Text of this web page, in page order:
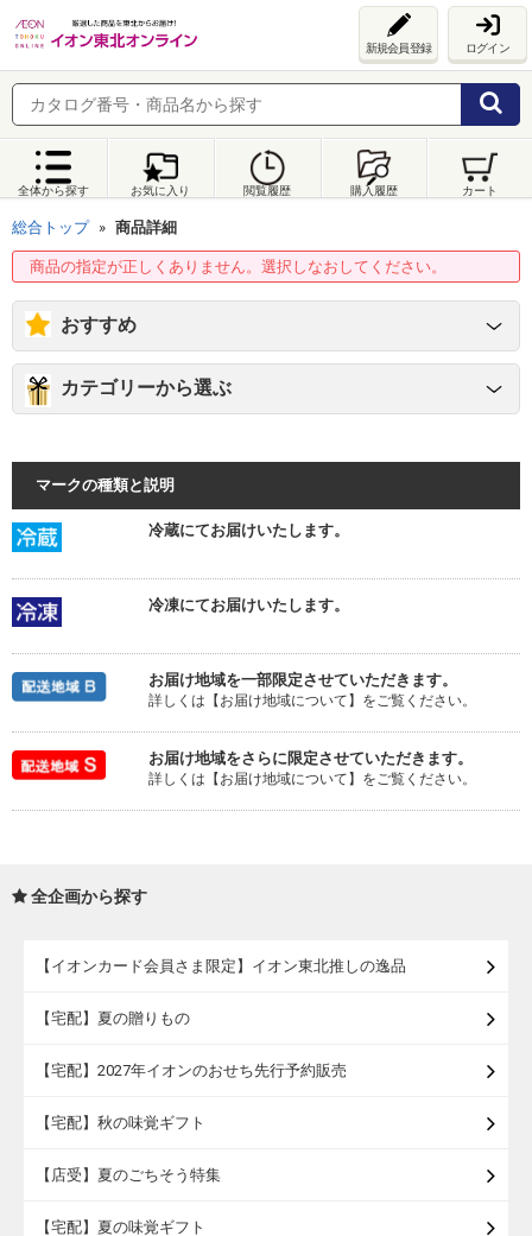
新規会員登録 ログイン
全体から探す お気に入り 閲覧履歴 購入履歴 カート
総合トップ 商品詳細
商品の指定が正しくありません。選択しなおしてください。
おすすめ
カテゴリーから選ぶ
マークの種類と説明
冷蔵にてお届けいたします。
冷凍にてお届けいたします。
お届け地域を一部限定させていただきます。
詳しくは【お届け地域について】をご覧ください。
お届け地域をさらに限定させていただきます。
詳しくは【お届け地域について】をご覧ください。
全企画から探す
【イオンカード会員さま限定】イオン東北推しの逸品
【宅配】夏の贈りもの
【宅配】2027年イオンのおせち先行予約販売
【宅配】秋の味覚ギフト
【店受】夏のごちそう特集
【宅配】夏の味覚ギフト